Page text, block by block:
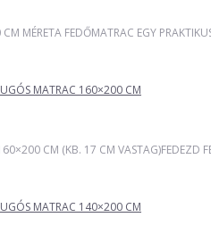
MÉRETA FEDŐMATRAC EGY
CM (KB. 17 CM VASTAG)FEDEZD